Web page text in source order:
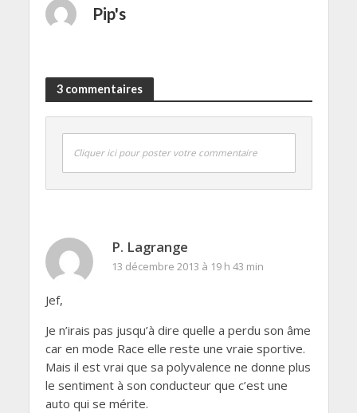
Pip's
3 commentaires
Cliquer ici pour poster votre commentaire
P. Lagrange
13 décembre 2013 à 19 h 43 min
Jef,
Je n’irais pas jusqu’à dire quelle a perdu son âme
car en mode Race elle reste une vraie sportive.
Mais il est vrai que sa polyvalence ne donne plus
le sentiment à son conducteur que c’est une
auto qui se mérite.